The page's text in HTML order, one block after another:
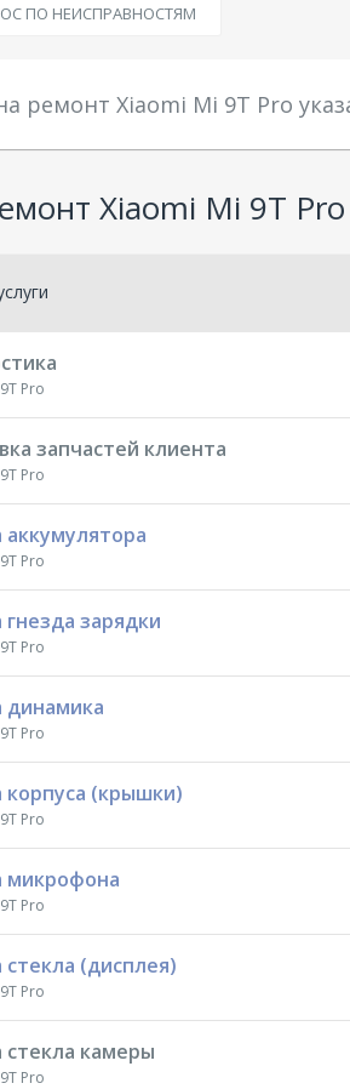
ПО НЕИСПРАВНОСТЯМ
ремонт Xiaomi Mi 9T Pro
Xiaomi Mi 9T
Pro
запчастей клиента
Pro
аккумулятора
Pro
зарядки
Pro
динамика
Pro
корпуса (крышки)
Pro
микрофона
Pro
(дисплея)
Pro
стекла камеры
Pro